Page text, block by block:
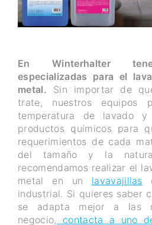
En Winterhalter
especializadas para el
metal. Sin importar de
trate, nuestros equipos
temperatura de lavado
productos químicos para
requerimientos de cada
del tamaño y la
recomendamos realizar el
metal en un lavavajillas
industrial. Si quieres saber
se adapta mejor a las
negocio, contacta a uno